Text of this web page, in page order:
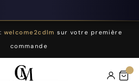
welcome2cdlm sur votre première
commande